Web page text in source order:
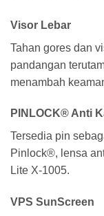
Visor Lebar
Tahan gores dan
pandangan
menambah
PINLOCK® Anti
Tersedia pin
Pinlock®, lensa
Lite X-1005.
VPS SunScreen